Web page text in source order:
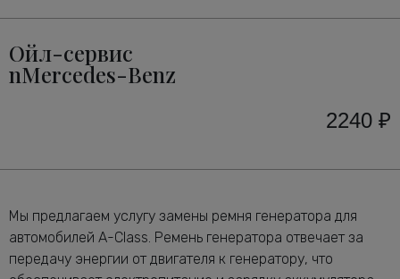
Ойл-сервис
nMercedes-Benz
2240 ₽
Мы предлагаем услугу замены ремня генератора для
автомобилей A-Class. Ремень генератора отвечает за
передачу энергии от двигателя к генератору, что